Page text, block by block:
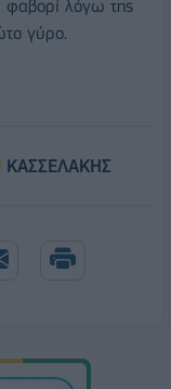
φαβορί λόγω της
γύρο.
ΚΑΣΣΕΛΑΚΗΣ